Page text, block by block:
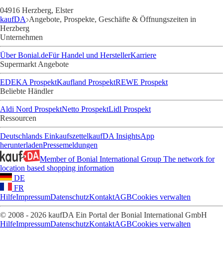
04916 Herzberg, Elster
kaufDA Angebote, Prospekte, Geschäfte & Öffnungszeiten in
Herzberg
Unternehmen
Über Bonial.deFür Handel und HerstellerKarriere
Supermarkt Angebote
EDEKA ProspektKaufland ProspektREWE Prospekt
Beliebte Händler
Aldi Nord ProspektNetto ProspektLidl Prospekt
Ressourcen
Deutschlands EinkaufszettelkaufDA InsightsApp
herunterladenPressemeldungen
Member of Bonial International Group The network for
location based shopping information
DE
FR
HilfeImpressumDatenschutzKontaktAGBCookies verwalten
© 2008 - 2026 kaufDA Ein Portal der Bonial International GmbH
HilfeImpressumDatenschutzKontaktAGBCookies verwalten